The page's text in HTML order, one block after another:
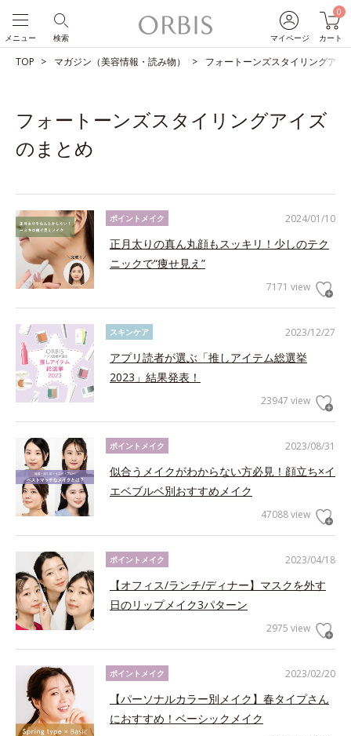
マイページ
0
カート
検索
メニュー
TOP マガジン（美容情報・読み物） フォートーンズスタイリングアイ
フォートーンズスタイリングアイズ
のまとめ
2024/01/10
ポイントメイク
正月太りの真ん丸顔もスッキリ！少しのテク
ニックで“痩せ見え”
7171 view
2023/12/27
スキンケア
アプリ読者が選ぶ「推しアイテム総選挙
2023」結果発表！
23947 view
2023/08/31
ポイントメイク
似合うメイクがわからない方必見！顔立ち×イ
エベブルベ別おすすめメイク
47088 view
2023/04/18
ポイントメイク
【オフィス/ランチ/ディナー】マスクを外す
日のリップメイク3パターン
2975 view
2023/02/20
ポイントメイク
【パーソナルカラー別メイク】春タイプさん
におすすめ！ベーシックメイク